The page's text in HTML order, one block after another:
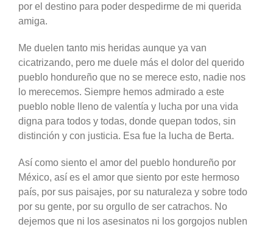
por el destino para poder despedirme de mi querida
amiga.
Me duelen tanto mis heridas aunque ya van
cicatrizando, pero me duele más el dolor del querido
pueblo hondureño que no se merece esto, nadie nos
lo merecemos. Siempre hemos admirado a este
pueblo noble lleno de valentía y lucha por una vida
digna para todos y todas, donde quepan todos, sin
distinción y con justicia. Esa fue la lucha de Berta.
Así como siento el amor del pueblo hondureño por
México, así es el amor que siento por este hermoso
país, por sus paisajes, por su naturaleza y sobre todo
por su gente, por su orgullo de ser catrachos. No
dejemos que ni los asesinatos ni los gorgojos nublen